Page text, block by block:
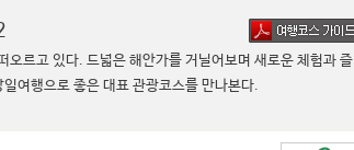
르고 있다. 드넓은 해안가를 거닐어보며 새로운 체험과 즐
여행으로 좋은 대표 관광코스를 만나본다.